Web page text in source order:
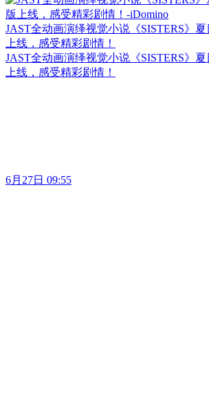
JAST全动画演绎视觉小说《SISTERS》
上线，感受精彩剧情！
JAST全动画演绎视觉小说《SISTERS》
上线，感受精彩剧情！
6月27日 09:55